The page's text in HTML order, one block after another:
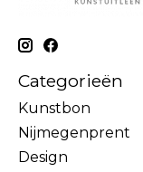
Categorieën
Kunstbon
Nijmegenprent
Design